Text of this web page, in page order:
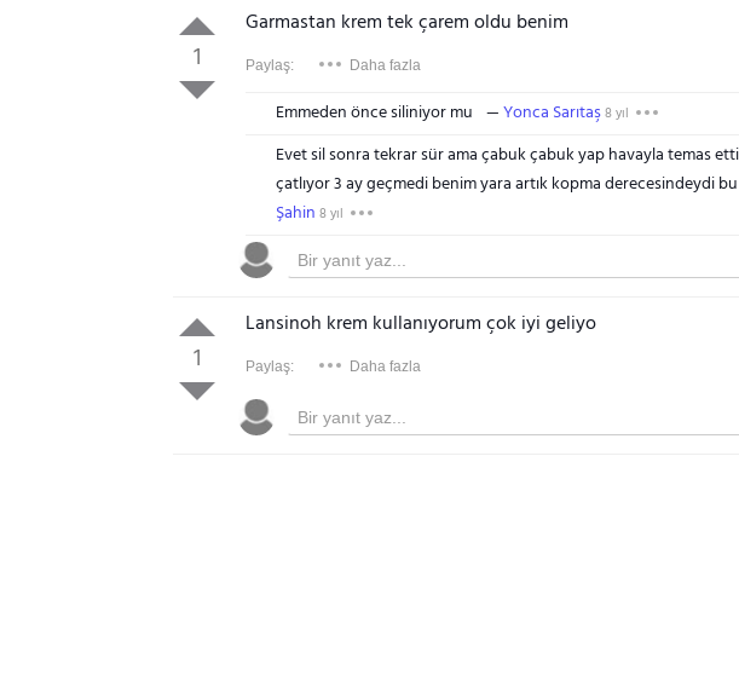
1
Garmastan krem tek çarem oldu benim
Paylaş: Daha fazla
Emmeden önce siliniyor mu Yonca Sarıtaş8 yıl
Evet sil sonra tekrar sür ama çabuk çabuk yap havayla temas
çatlıyor 3 ay geçmedi benim yara artık kopma derecesindeydi
Şahin 8 yıl
1
Lansinoh krem kullanıyorum çok iyi geliyo
Paylaş: Daha fazla